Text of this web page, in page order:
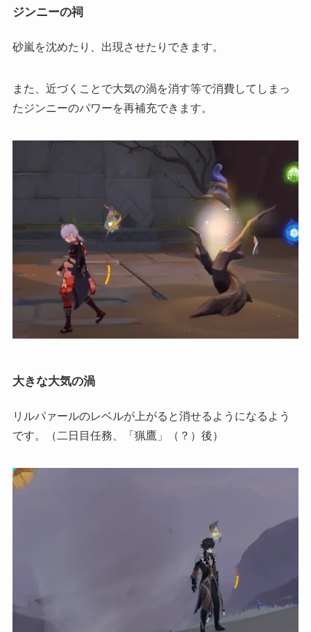
ジンニーの祠
砂嵐を沈めたり、出現させたりできます。
また、近づくことで大気の渦を消す等で消費してしまっ
たジンニーのパワーを再補充できます。
大きな大気の渦
リルパァールのレベルが上がると消せるようになるよう
です。（二日目任務、「猟鷹」（？）後）